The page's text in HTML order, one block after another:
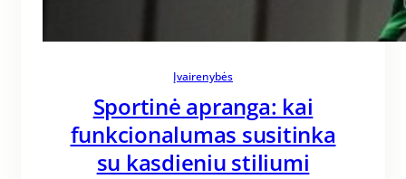
Įvairenybės
Sportinė apranga: kai
funkcionalumas susitinka
su kasdieniu stiliumi